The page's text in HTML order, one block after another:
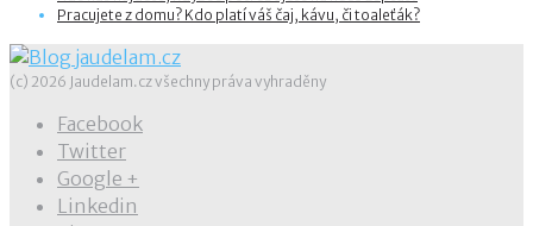
Pracujete z domu? Kdo platí váš čaj, kávu, či toaleťák?
(c) 2026 Jaudelam.cz všechny práva vyhraděny
Facebook
Twitter
Google +
Linkedin